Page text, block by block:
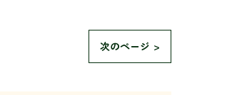
次のページ >